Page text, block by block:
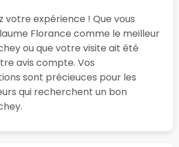
votre expérience ! Que vous
Florance comme le meilleur
ou que votre visite ait été
avis compte. Vos
sont précieuces pour les
qui recherchent un bon